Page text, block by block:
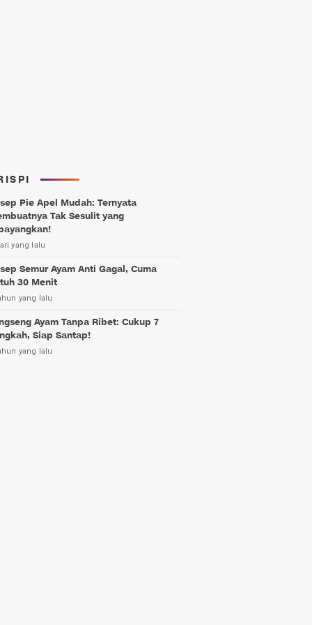
Pie Apel Mudah: Ternyata
Tak Sesulit yang
yang lalu
Semur Ayam Anti Gagal, Cuma
30 Menit
yang lalu
Ayam Tanpa Ribet: Cukup 7
Siap Santap!
yang lalu